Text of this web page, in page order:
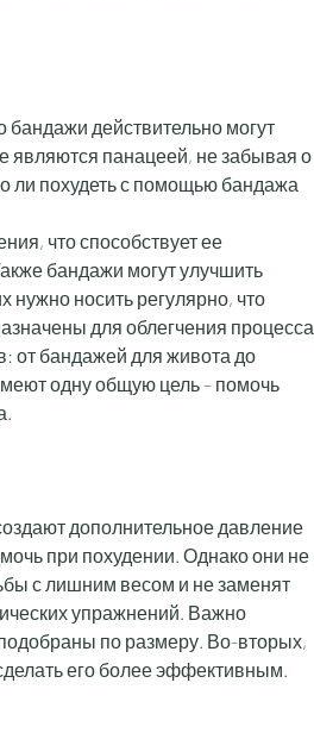
бандажи действительно могут
являются панацеей, не забывая о
ли похудеть с помощью бандажа
что способствует ее
бандажи могут улучшить
носить регулярно, что
для облегчения процесса
от бандажей для живота до
одну общую цель – помочь
дополнительное давление
при похудении. Однако они не
с лишним весом и не заменят
упражнений. Важно
по размеру. Во-вторых,
его более эффективным.